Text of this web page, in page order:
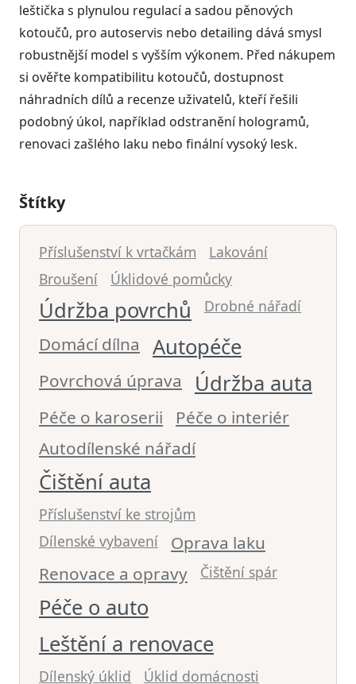
leštička s plynulou regulací a sadou pěnových
kotoučů, pro autoservis nebo detailing dává smysl
robustnější model s vyšším výkonem. Před nákupem
si ověřte kompatibilitu kotoučů, dostupnost
náhradních dílů a recenze uživatelů, kteří řešili
podobný úkol, například odstranění hologramů,
renovaci zašlého laku nebo finální vysoký lesk.
Štítky
Příslušenství k vrtačkám
Lakování
Broušení
Úklidové pomůcky
Údržba povrchů Drobné nářadí
Domácí dílna Autopéče
Povrchová úprava Údržba auta
Péče o karoserii
Péče o interiér
Autodílenské nářadí
Čištění auta
Příslušenství ke strojům
Dílenské vybavení
Oprava laku
Renovace a opravy
Čištění spár
Péče o auto
Leštění a renovace
Dílenský úklid
Úklid domácnosti